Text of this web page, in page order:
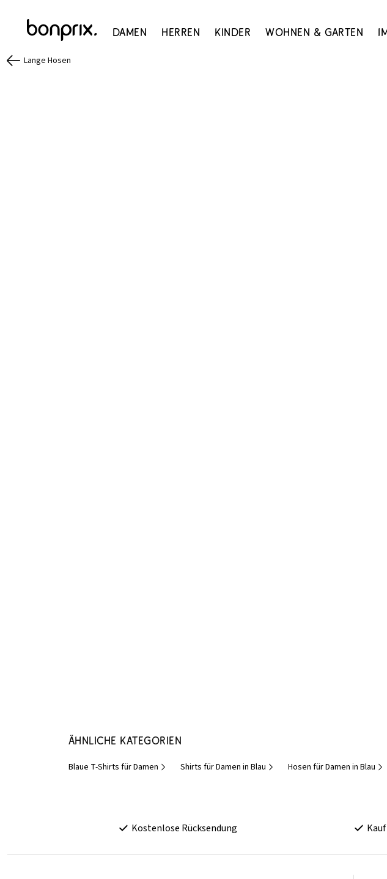
Damen Herren Kinder Wohnen & Garten
Lange Hosen
Ähnliche Kategorien
Blaue T-Shirts für Damen Shirts für Damen in Blau Hosen für Damen in Blau
Kostenlose Rücksendung